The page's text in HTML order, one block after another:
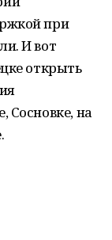
при
И вот
открыть
Сосновке, на